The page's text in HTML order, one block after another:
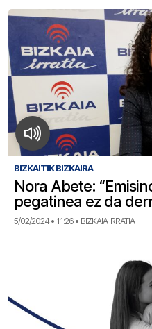
BIZKAITIK BIZKAIRA
Nora Abete:
pegatinea ez da
5/02/2024 • 11:26 • BIZKAIA IRRATIA